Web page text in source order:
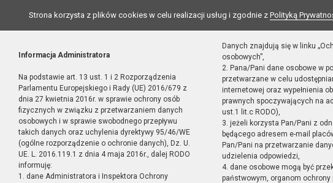
Strona korzysta z plików cookies w celu realizacji usług i zgodnie z Polityką
Informacja Administratora
Na podstawie art. 13 ust. 1 i 2 Rozporządzenia
Parlamentu Europejskiego i Rady (UE) 2016/679 z
dnia 27 kwietnia 2016r. w sprawie ochrony osób
fizycznych w związku z przetwarzaniem danych
osobowych i w sprawie swobodnego przepływu
takich danych oraz uchylenia dyrektywy 95/46/WE
(ogólne rozporządzenie o ochronie danych), Dz. U.
UE. L. 2016.119.1 z dnia 4 maja 2016r., dalej RODO
informuję:
1. dane Administratora i Inspektora Ochrony
Danych znajdują się w linku
osobowych”,
2. Pana/Pani dane osobowe w
przetwarzane w celu
internetowej oraz wypełnienia
prawnych spoczywających na
ust.1 lit.c RODO),
3. jeżeli korzysta Pan/Pani z
będącego adresem e-mail
Pan/Pani na przetwarzanie
udzielenia odpowiedzi,
4. dane osobowe mogą być
państwowym, organom ochrony